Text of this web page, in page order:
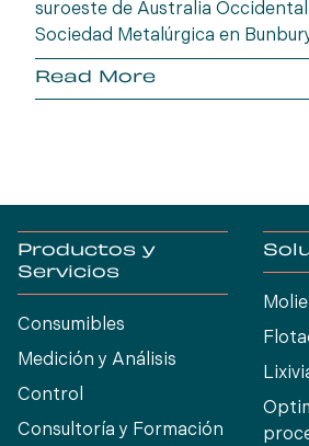
suroeste de Australia Occidental
Sociedad Metalúrgica en
Occidental. Reúnase con un
Molycop para analizar
Read More
Productos y
Servicios
Consumibles
Medición y Análisis
Control
Consultoría y Formación